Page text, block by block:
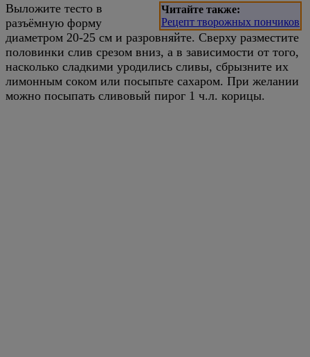
Читайте также:
Рецепт творожных пончиков
Выложите тесто в
разъёмную форму
диаметром 20-25 см и разровняйте. Сверху разместите
половинки слив срезом вниз, а в зависимости от того,
насколько сладкими уродились сливы, сбрызните их
лимонным соком или посыпьте сахаром. При желании
можно посыпать сливовый пирог 1 ч.л. корицы.